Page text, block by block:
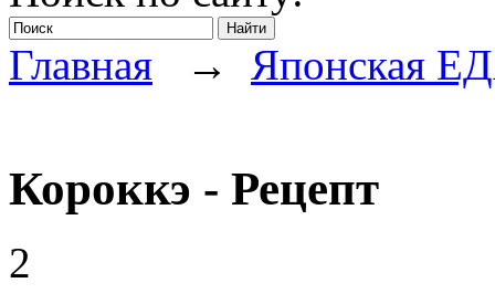
Главная → Японская
Короккэ - Рецепт
2